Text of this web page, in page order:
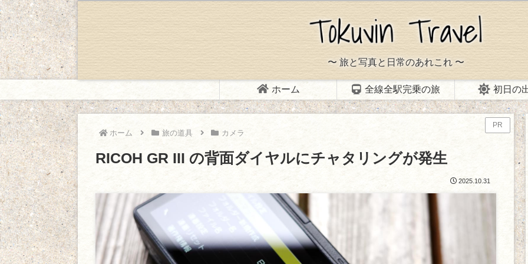
〜 旅と写真と日常のあれこれ 〜
ホーム 全線全駅完乗の旅 初日の
PR
ホーム 旅の道具 カメラ
RICOH GR III の背面ダイヤルにチャタリングが発生
2025.10.31